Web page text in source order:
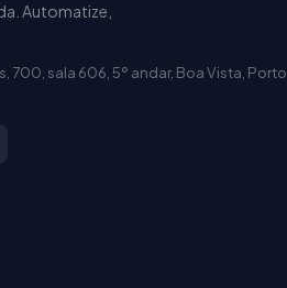
Automatize,
700, sala 606, 5º andar, Boa Vista, Porto